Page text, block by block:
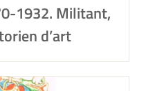
1932. Militant,
d’art